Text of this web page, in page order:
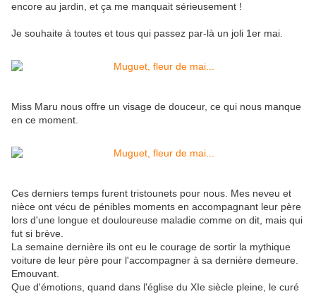
encore au jardin, et ça me manquait sérieusement !
Je souhaite à toutes et tous qui passez par-là un joli 1er mai.
Miss Maru nous offre un visage de douceur, ce qui nous manque
en ce moment.
Ces derniers temps furent tristounets pour nous. Mes neveu et
nièce ont vécu de pénibles moments en accompagnant leur père
lors d'une longue et douloureuse maladie comme on dit, mais qui
fut si brève.
La semaine dernière ils ont eu le courage de sortir la mythique
voiture de leur père pour l'accompagner à sa dernière demeure.
Emouvant.
Que d'émotions, quand dans l'église du XIe siècle pleine, le curé